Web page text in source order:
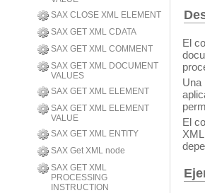
SAX CLOSE XML ELEMENT
SAX GET XML CDATA
SAX GET XML COMMENT
SAX GET XML DOCUMENT
VALUES
SAX GET XML ELEMENT
SAX GET XML ELEMENT
VALUE
SAX GET XML ENTITY
SAX Get XML node
SAX GET XML
PROCESSING
INSTRUCTION
El
Una
El